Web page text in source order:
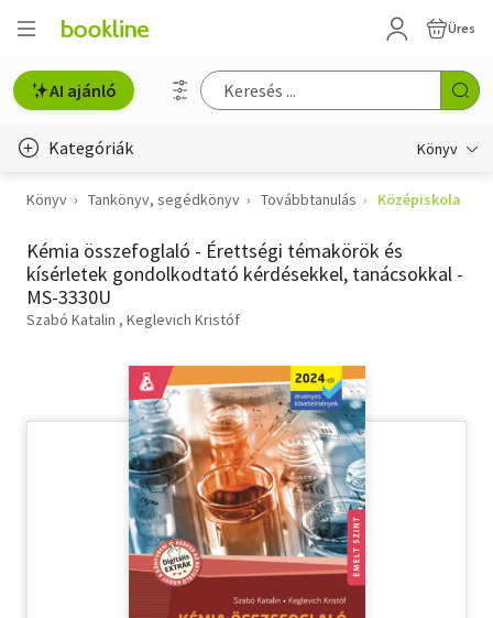
Üres
AI ajánló
Kategóriák Könyv
Életmód, egészség
Erotika
Gyermek- és ifjúsági
Szótár, nyelvkönyv
Tankönyv, segédkönyv
Könyv Tankönyv, segédkönyv Továbbtanulás Középiskola
Kémia összefoglaló - Érettségi témakörök és
kísérletek gondolkodtató kérdésekkel, tanácsokkal -
MS-3330U
Szabó Katalin Keglevich Kristóf